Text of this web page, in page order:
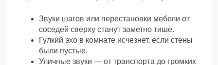
Звуки шагов или перестановки мебели от
соседей сверху станут заметно тише.
Гулкий эхо в комнате исчезнет, если стены
были пустые.
Уличные звуки — от транспорта до громких